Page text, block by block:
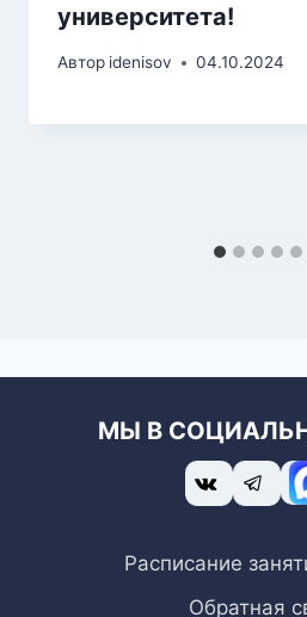
университета!
Автор idenisov 04.10.2024
МЫ В
Расписание
Обратная